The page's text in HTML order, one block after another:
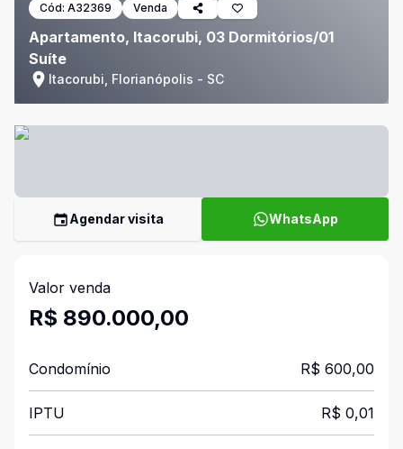
Cód: A32369 Venda
Apartamento, Itacorubi, 03 Dormitórios/01
Suíte
Itacorubi, Florianópolis - SC
Agendar visita WhatsApp
Valor venda
R$ 890.000,00
Condomínio R$ 600,00
IPTU R$ 0,01